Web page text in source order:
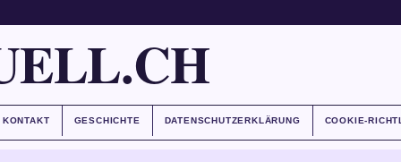
KONTAKT GESCHICHTE DATENSCHUTZERKLÄRUNG COOKIE-